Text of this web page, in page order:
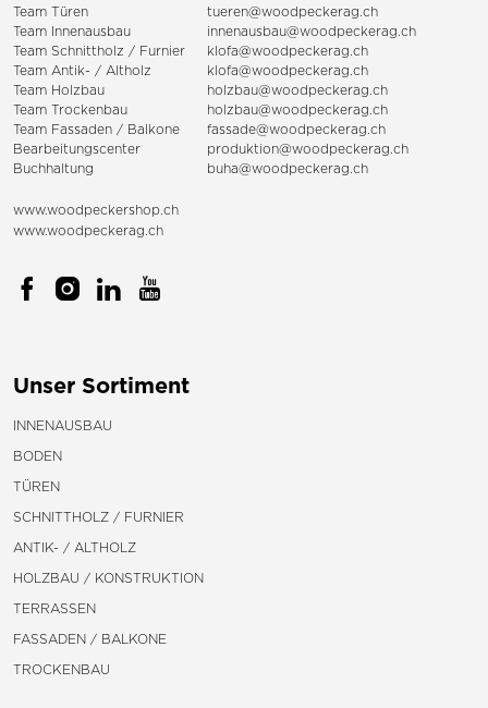
Team Türen
tueren@woodpeckerag.ch
Team Innenausbau
innenausbau@woodpeckerag.ch
Team Schnittholz / Furnier
klofa@woodpeckerag.ch
Team Antik- / Altholz
klofa@woodpeckerag.ch
Team Holzbau
holzbau@woodpeckerag.ch
Team Trockenbau
holzbau@woodpeckerag.ch
Team Fassaden / Balkone
fassade@woodpeckerag.ch
Bearbeitungscenter
produktion@woodpeckerag.ch
Buchhaltung
buha@woodpeckerag.ch
www.woodpeckershop.ch
www.woodpeckerag.ch
Unser Sortiment
INNENAUSBAU
BODEN
TÜREN
SCHNITTHOLZ / FURNIER
ANTIK- / ALTHOLZ
HOLZBAU / KONSTRUKTION
TERRASSEN
FASSADEN / BALKONE
TROCKENBAU